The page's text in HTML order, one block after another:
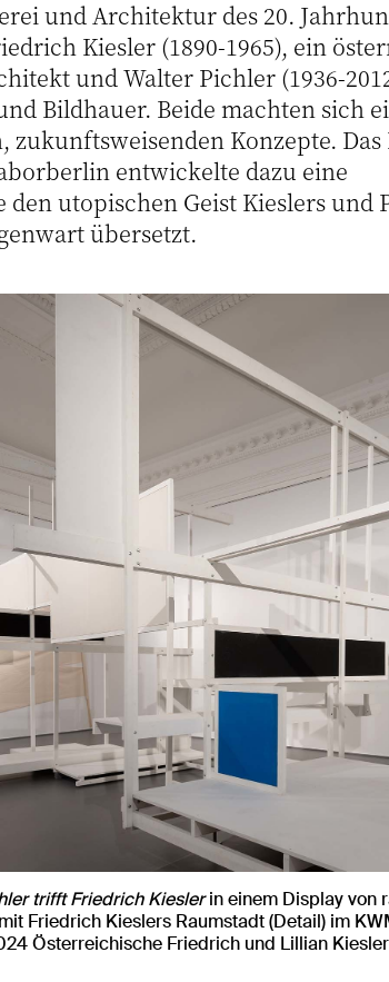
und Architektur des 20.
Kiesler (1890-1965), ein
und Walter Pichler (1936-
Bildhauer. Beide machten sich
Konzepte.
entwickelte dazu eine
utopischen Geist Kieslers und
übersetzt.
trifft Friedrich Kieslerin einem Display von
Friedrich Kieslers Raumstadt (Detail) im
Österreichische Friedrich und Lillian